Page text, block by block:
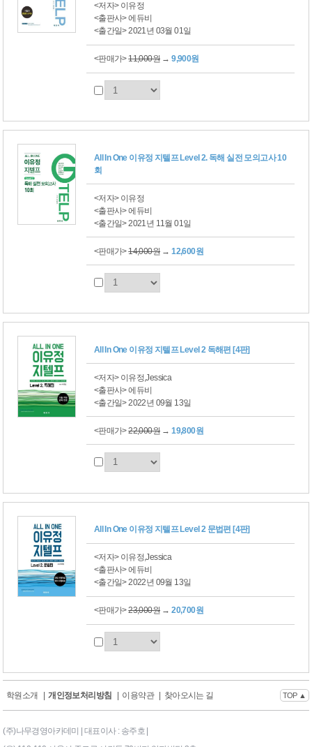
<저자> 이유정
<출판사> 에듀비
<출간일> 2021년 03월 01일
<판매가>11,000원 →9,900원
All In One 이유정 지텔프 Level 2. 독해 실전 모의고사 10
회
<저자> 이유정
<출판사> 에듀비
<출간일> 2021년 11월 01일
<판매가>14,000원 →12,600원
All In One 이유정 지텔프 Level 2 독해편 [4판]
<저자> 이유정,Jessica
<출판사> 에듀비
<출간일> 2022년 09월 13일
<판매가>22,000원 →19,800원
All In One 이유정 지텔프 Level 2 문법편 [4판]
<저자> 이유정,Jessica
<출판사> 에듀비
<출간일> 2022년 09월 13일
<판매가>23,000원 →20,700원
학원소개 개인정보처리방침 이용약관 찾아오시는 길 TOP ▲
(주)나무경영아카데미 | 대표이사 : 송주호 |